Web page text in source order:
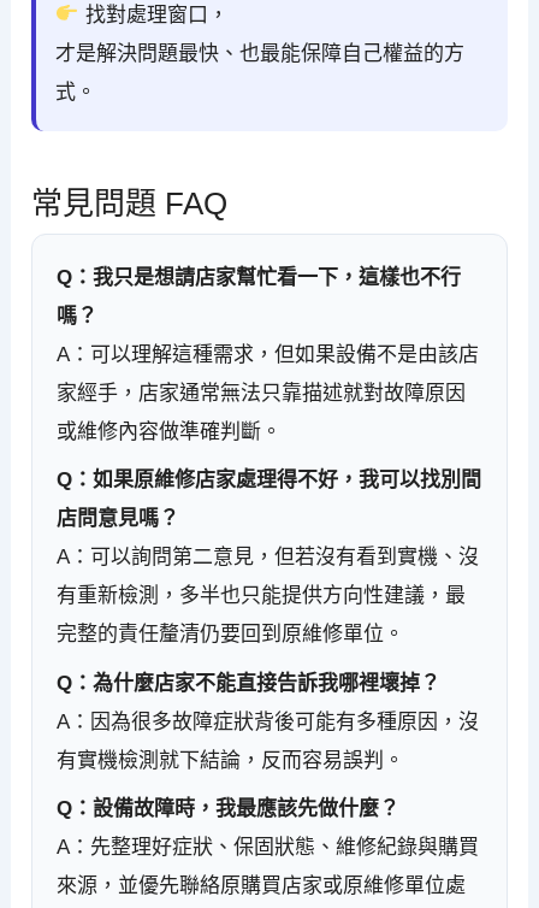
找對處理窗口，
才是解決問題最快、也最能保障自己權益的方
式。
常見問題 FAQ
Q：我只是想請店家幫忙看一下，這樣也不行
嗎？
A：可以理解這種需求，但如果設備不是由該店
家經手，店家通常無法只靠描述就對故障原因
或維修內容做準確判斷。
Q：如果原維修店家處理得不好，我可以找別間
店問意見嗎？
A：可以詢問第二意見，但若沒有看到實機、沒
有重新檢測，多半也只能提供方向性建議，最
完整的責任釐清仍要回到原維修單位。
Q：為什麼店家不能直接告訴我哪裡壞掉？
A：因為很多故障症狀背後可能有多種原因，沒
有實機檢測就下結論，反而容易誤判。
Q：設備故障時，我最應該先做什麼？
A：先整理好症狀、保固狀態、維修紀錄與購買
來源，並優先聯絡原購買店家或原維修單位處